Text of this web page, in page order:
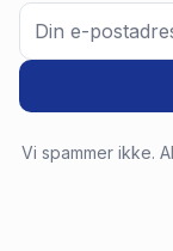
Vi spammer ikke.